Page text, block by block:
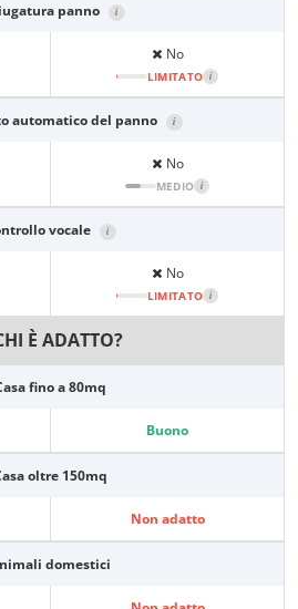
panno i
No
LIMITATO i
automatico del panno i
No
MEDIO i
vocale i
No
LIMITATO i
È ADATTO?
fino a 80mq
Buono
oltre 150mq
Non adatto
domestici